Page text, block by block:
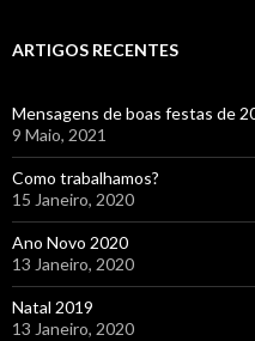
ARTIGOS RECENTES
Mensagens de boas festas de
9 Maio, 2021
Como trabalhamos?
15 Janeiro, 2020
Ano Novo 2020
13 Janeiro, 2020
Natal 2019
13 Janeiro, 2020